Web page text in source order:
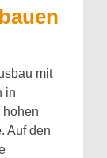
mit
in
hohen
Auf den